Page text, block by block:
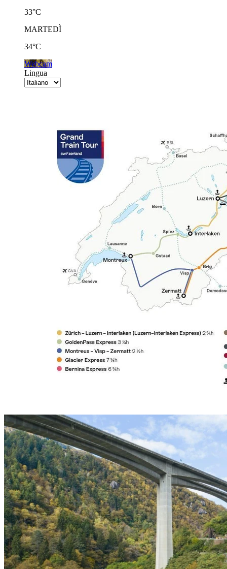
33°C
MARTEDÌ
34°C
Webcam
Lingua